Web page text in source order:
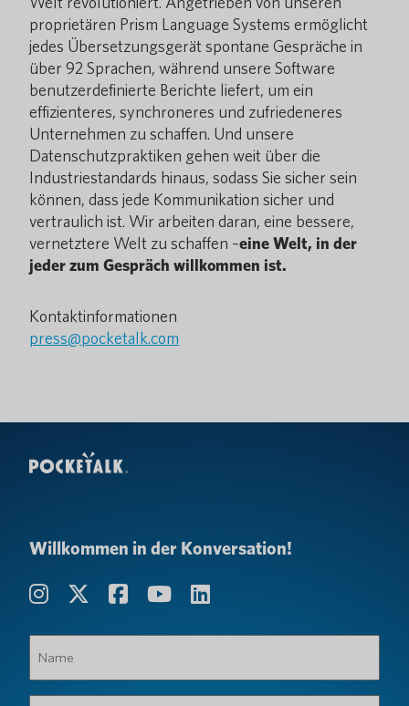
proprietären Prism Language Systems ermöglicht
jedes Übersetzungsgerät spontane Gespräche in
über 92 Sprachen, während unsere Software
benutzerdefinierte Berichte liefert, um ein
effizienteres, synchroneres und zufriedeneres
Unternehmen zu schaffen. Und unsere
Datenschutzpraktiken gehen weit über die
Industriestandards hinaus, sodass Sie sicher sein
können, dass jede Kommunikation sicher und
vertraulich ist. Wir arbeiten daran, eine bessere,
vernetztere Welt zu schaffen –eine Welt, in der
jeder zum Gespräch willkommen ist.
Kontaktinformationen
press@pocketalk.com
Willkommen in der Konversation!
(erforderlich)